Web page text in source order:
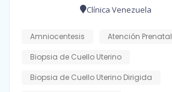
Clínica Venezuela
Amniocentesis
Atención Prenatal
Biopsia de Cuello Uterino
Biopsia de Cuello Uterino Dirigida